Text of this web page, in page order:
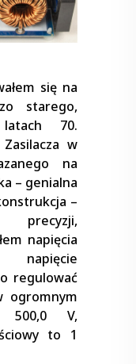
się na
starego,
70.
w
na
– genialna
–
napięcia
napięcie
regulować
ogromnym
V,
to 1